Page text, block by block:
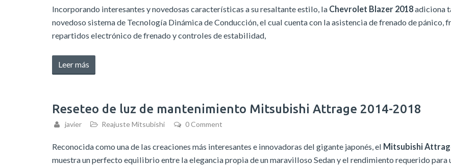
XV
Crosstrek
2014-
Incorporando interesantes y novedosas características a su resaltante estilo, la Chevrolet Blazer 2018adiciona
novedoso sistema de Tecnología Dinámica de Conducción, el cual cuenta con la asistencia de frenado de pánico,
repartidos electrónico de frenado y controles de estabilidad,
Leer más
del
mantenimiento
Chevrolet
Blazer
2018-
2020»
Reseteo de luz de mantenimiento Mitsubishi Attrage 2014-2018
javier Reajuste Mitsubishi 0 Comment
Reconocida como una de las creaciones más interesantes e innovadoras del gigante japonés, el Mitsubishi
muestra un perfecto equilibrio entre la elegancia propia de un maravilloso Sedan y el rendimiento requerido para